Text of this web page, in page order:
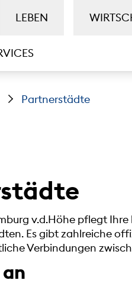
LEBEN
Partnerstädte
v.d.Höhe pflegt
Es gibt zahlreiche
Verbindungen